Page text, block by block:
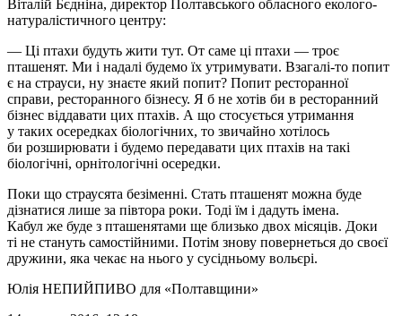
Віталій Бєдніна, директор Полтавського обласного еколого-
натуралістичного центру:
— Ці птахи будуть жити тут. От саме ці птахи — троє
пташенят. Ми і надалі будемо їх утримувати. Взагалі-то попит
є на страуси, ну знаєте який попит? Попит ресторанної
справи, ресторанного бізнесу. Я б не хотів би в ресторанний
бізнес віддавати цих птахів. А що стосується утримання
у таких осередках біологічних, то звичайно хотілось
би розширювати і будемо передавати цих птахів на такі
біологічні, орнітологічні осередки.
Поки що страусята безіменні. Стать пташенят можна буде
дізнатися лише за півтора роки. Тоді їм і дадуть імена.
Кабул же буде з пташенятами ще близько двох місяців. Доки
ті не стануть самостійними. Потім знову повернеться до своєї
дружини, яка чекає на нього у сусідньому вольєрі.
Юлія НЕПИЙПИВО для «Полтавщини»